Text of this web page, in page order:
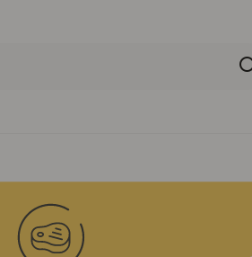
serão exibidos aqui ou na